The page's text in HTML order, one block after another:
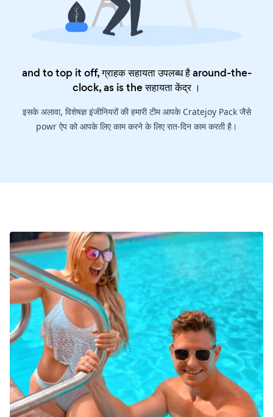
and to top it off, ग्राहक सहायता उपलब्ध है around-the-
clock, as is theसहायता केंद्र।
इसके अलावा, विशेषज्ञ इंजीनियरों की हमारी टीम आपके Cratejoy Pack जैसे
powr ऐप को आपके लिए काम करने के लिए रात-दिन काम करती है।